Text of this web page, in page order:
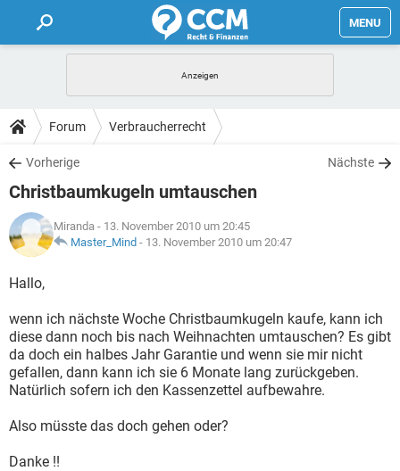
MENU
FORUM
TIPPS
Forum Verbraucherrecht
Vorherige Nächste
Christbaumkugeln umtauschen
Miranda - 13. November 2010 um 20:45
Master_Mind - 13. November 2010 um 20:47
Hallo,
wenn ich nächste Woche Christbaumkugeln kaufe, kann ich
diese dann noch bis nach Weihnachten umtauschen? Es gibt
da doch ein halbes Jahr Garantie und wenn sie mir nicht
gefallen, dann kann ich sie 6 Monate lang zurückgeben.
Natürlich sofern ich den Kassenzettel aufbewahre.
Also müsste das doch gehen oder?
Danke !!